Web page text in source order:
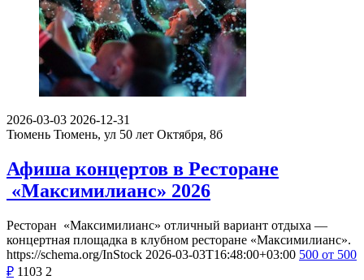
2026-03-03 2026-12-31
Тюмень Тюмень, ул 50 лет Октября, 8б
Афиша концертов в Ресторане
«Максимилианс» 2026
Ресторан «Максимилианс» отличный вариант отдыха —
концертная площадка в клубном ресторане «Максимилианс».
https://schema.org/InStock 2026-03-03T16:48:00+03:00 500 от 500
₽ 1103 2